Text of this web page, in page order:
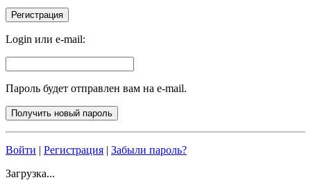
Login или e-mail:
Пароль будет отправлен вам на e-mail.
Войти | Регистрация | Забыли пароль?
Загрузка...